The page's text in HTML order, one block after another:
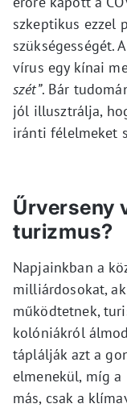
szkeptikus ezzel
szükségességét.
vírus egy kínai
szét”. Bár
jól illusztrálja,
iránti félelmeket
Űrverseny
turizmus?
Napjainkban a
milliárdosokat,
működtetnek,
kolóniákról
táplálják azt a
elmenekül, míg
más, csak a